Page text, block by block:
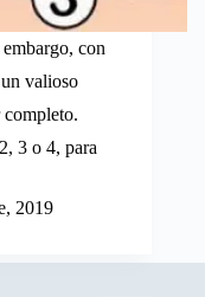
con
valioso
3 o 4, para
2019